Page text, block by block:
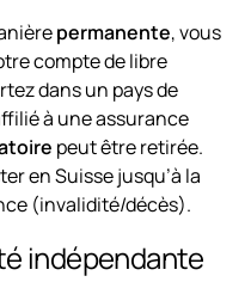
permanente, vous
compte de libre
dans un pays de
à une assurance
peut être retirée.
en Suisse jusqu’à la
(invalidité/décès).
indépendante